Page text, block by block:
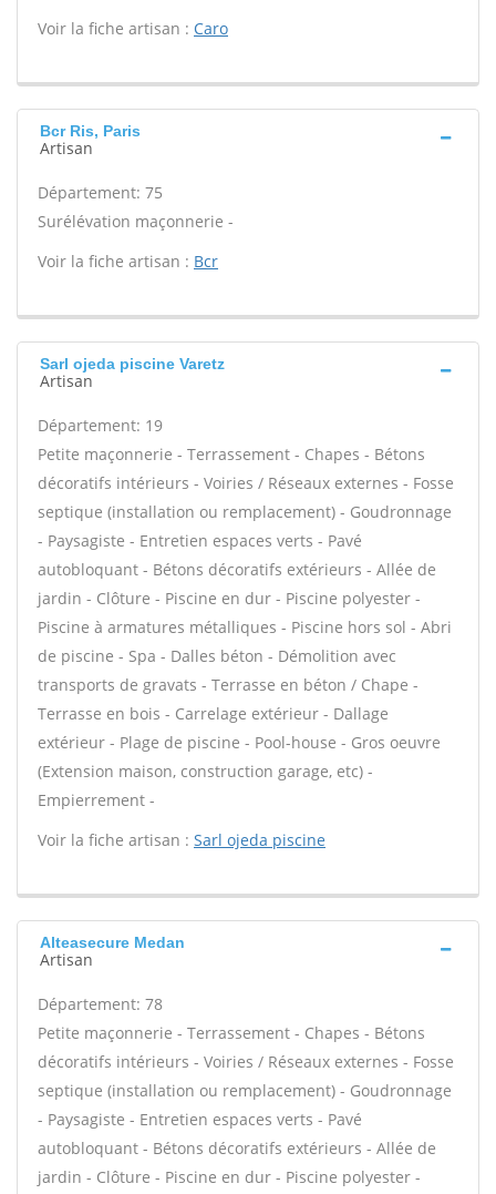
Voir la fiche artisan : Caro
Bcr Ris, Paris
Artisan
Département: 75
Surélévation maçonnerie -
Voir la fiche artisan : Bcr
Sarl ojeda piscine Varetz
Artisan
Département: 19
Petite maçonnerie - Terrassement - Chapes - Bétons
décoratifs intérieurs - Voiries / Réseaux externes - Fosse
septique (installation ou remplacement) - Goudronnage
- Paysagiste - Entretien espaces verts - Pavé
autobloquant - Bétons décoratifs extérieurs - Allée de
jardin - Clôture - Piscine en dur - Piscine polyester -
Piscine à armatures métalliques - Piscine hors sol - Abri
de piscine - Spa - Dalles béton - Démolition avec
transports de gravats - Terrasse en béton / Chape -
Terrasse en bois - Carrelage extérieur - Dallage
extérieur - Plage de piscine - Pool-house - Gros oeuvre
(Extension maison, construction garage, etc) -
Empierrement -
Voir la fiche artisan : Sarl ojeda piscine
Alteasecure Medan
Artisan
Département: 78
Petite maçonnerie - Terrassement - Chapes - Bétons
décoratifs intérieurs - Voiries / Réseaux externes - Fosse
septique (installation ou remplacement) - Goudronnage
- Paysagiste - Entretien espaces verts - Pavé
autobloquant - Bétons décoratifs extérieurs - Allée de
jardin - Clôture - Piscine en dur - Piscine polyester -